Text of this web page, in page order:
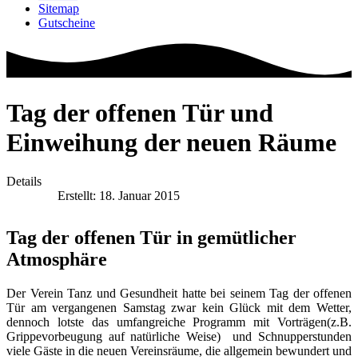
Sitemap
Gutscheine
Tag der offenen Tür und
Einweihung der neuen Räume
Details
Erstellt: 18. Januar 2015
Tag der offenen Tür in gemütlicher
Atmosphäre
Der Verein Tanz und Gesundheit hatte bei seinem Tag der offenen
Tür am vergangenen Samstag zwar kein Glück mit dem Wetter,
dennoch lotste das umfangreiche Programm mit Vorträgen(z.B.
Grippevorbeugung auf natürliche Weise) und Schnupperstunden
viele Gäste in die neuen Vereinsräume, die allgemein bewundert und